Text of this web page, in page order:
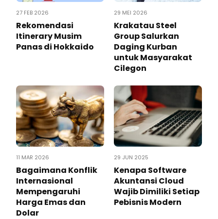
27 FEB 2026
Rekomendasi
Itinerary Musim
Panas di Hokkaido
29 MEI 2026
Krakatau Steel
Group Salurkan
Daging Kurban
untuk Masyarakat
Cilegon
11 MAR 2026
Bagaimana Konflik
Internasional
Mempengaruhi
Harga Emas dan
Dolar
29 JUN 2025
Kenapa Software
Akuntansi Cloud
Wajib Dimiliki Setiap
Pebisnis Modern